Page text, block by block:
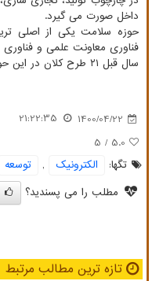
داخل صورت می گیرد.
حوزه سلامت یکی از اصلی
فناوری معاونت علمی و
سال قبل ۲۱ طرح کلان در این حوزه در مرکز مورد حمایت قرار گرفت.
1400/04/22
21:22:35
5.0
/ 5
تگها:
الكترونیك , توسعه
مطلب را می پسندید؟
تازه ترین مطالب مرتبط